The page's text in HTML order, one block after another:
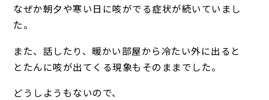
なぜか朝夕や寒い日に咳がでる症状が続いていまし
た。
また、話したり、暖かい部屋から冷たい外に出ると
とたんに咳が出てくる現象もそのままでした。
どうしようもないので、